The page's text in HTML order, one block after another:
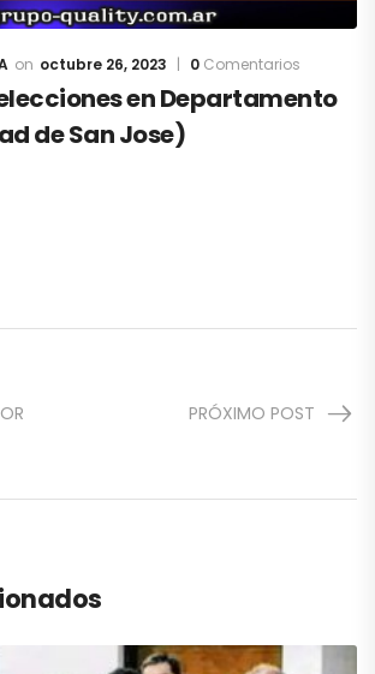
octubre 26, 2023 0 Comentarios
en Departamento
de San Jose)
PRÓXIMO POST